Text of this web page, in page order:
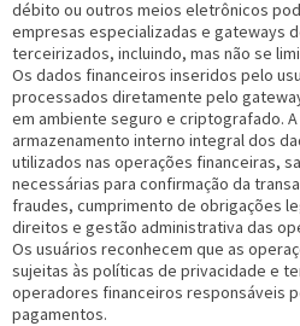
débito ou outros meios eletrônicos
empresas especializadas e gateways
terceirizados, incluindo, mas não se
Os dados financeiros inseridos pelo
processados diretamente pelo
em ambiente seguro e criptografado. A
armazenamento interno integral dos
utilizados nas operações financeiras,
necessárias para confirmação da
fraudes, cumprimento de obrigações
direitos e gestão administrativa das
Os usuários reconhecem que as
sujeitas às políticas de privacidade e
operadores financeiros responsáveis
pagamentos.